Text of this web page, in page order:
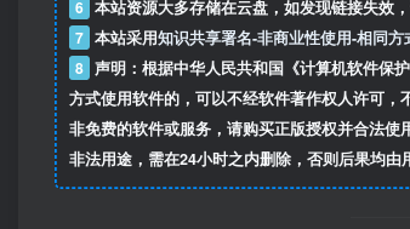
6 本站资源大多存储在云盘，如发现链接失效
7 本站采用知识共享署名-非商业性使用-相同
8 声明：根据中华人民共和国《计算机软件保
方式使用软件的，可以不经软件著作权人许可
非免费的软件或服务，请购买正版授权并合法
非法用途，需在24小时之内删除，否则后果均由